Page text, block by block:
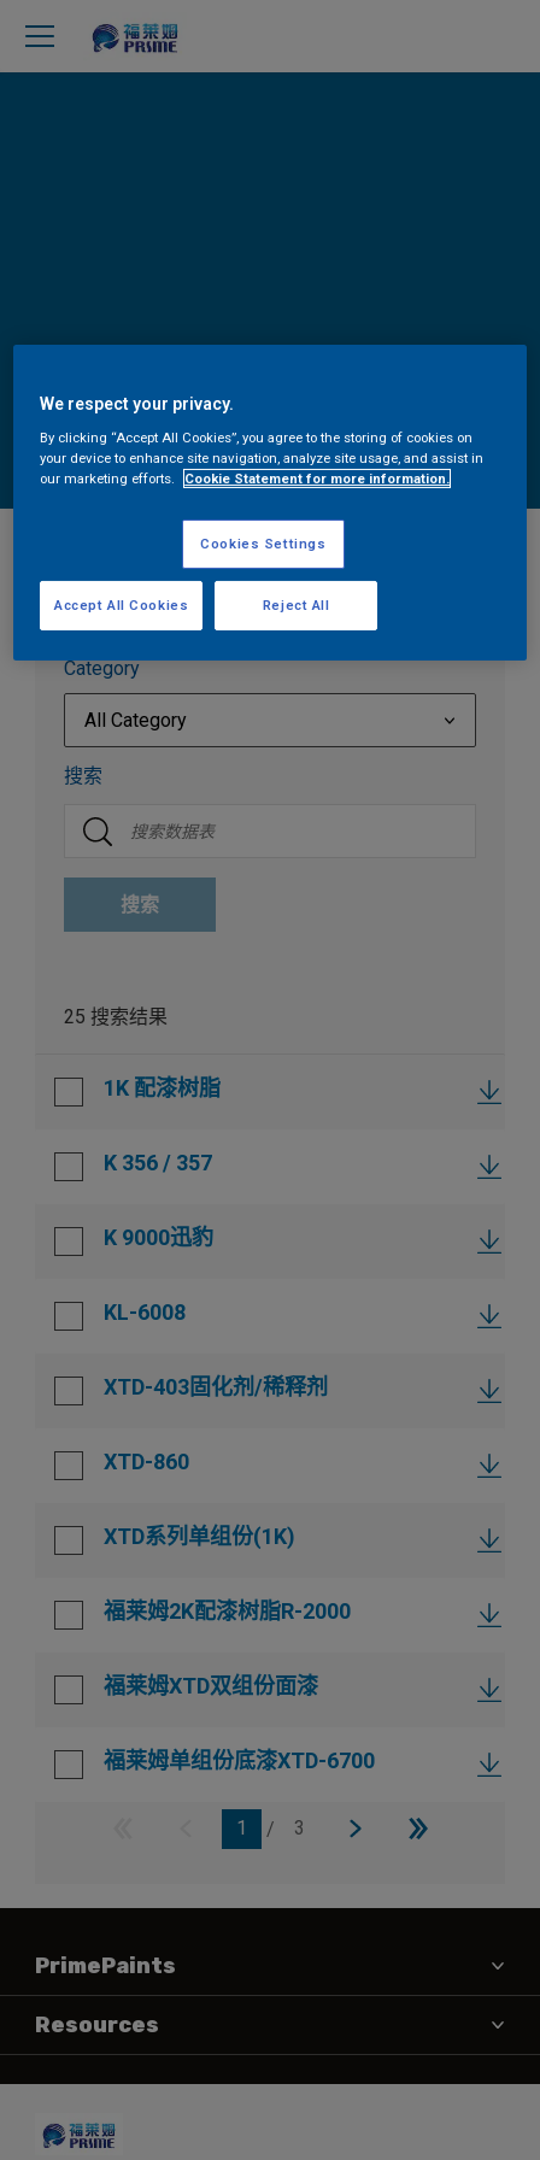
TDS
技术数据表 (TDS)
Category
All Category
All Category
福莱姆其它
福莱姆原子灰
福莱姆清漆
搜索
搜索
25 搜索结果
1K 配漆树脂
K 356 / 357
K 9000迅豹
KL-6008
XTD-403固化剂/稀释剂
XTD-860
XTD系列单组份(1K)
福莱姆2K配漆树脂R-2000
福莱姆XTD双组份面漆
福莱姆单组份底漆XTD-6700
1 / 3
PrimePaints
产品
MSDS
Resources
We respect your privacy.
By clicking “Accept All Cookies”, you agree to the storing of cookies on
your device to enhance site navigation, analyze site usage, and assist in
our marketing efforts.
Cookie Statement for more information.
Cookies Settings
Reject All
Accept All Cookies